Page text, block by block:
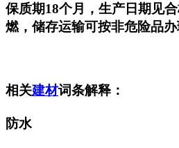
保质期18个月，生产日期见
燃，储存运输可按非危险品办
相关建材词条解释：
防水